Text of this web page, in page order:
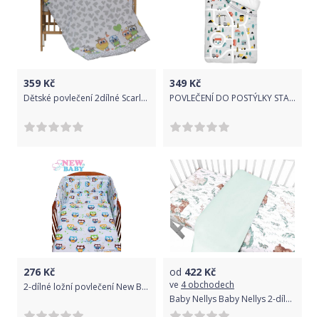
359 Kč
Dětské povlečení 2dílné Scarlett Kulíšek - šedá 100 x 135 cm
349 Kč
POVLEČENÍ DO POSTÝLKY STAVBA GREY
276 Kč
2-dílné ložní povlečení New Baby 90/120 cm modré se sovou
od 422 Kč
ve 4 obchodech
Baby Nellys Baby Nellys 2-dílné bavlněné povlečení, LULU NATURAL - mátová, 135 x 100